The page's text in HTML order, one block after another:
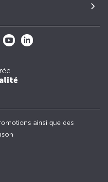
ainsi que des